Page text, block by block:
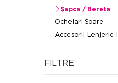
Șapcă / Beretă
Ochelari Soare
Accesorii Lenjerie
FILTRE